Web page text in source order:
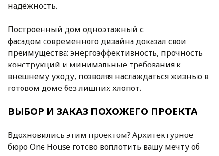
надёжность.
Построенный дом одноэтажный с
фасадом современного дизайна доказал свои
преимущества: энергоэффективность, прочность
конструкций и минимальные требования к
внешнему уходу, позволяя наслаждаться жизнью в
готовом доме без лишних хлопот.
ВЫБОР И ЗАКАЗ ПОХОЖЕГО ПРОЕКТА
Вдохновились этим проектом? Архитектурное
бюро One House готово воплотить вашу мечту об